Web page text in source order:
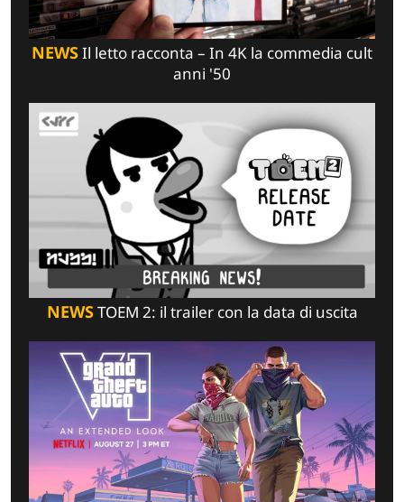
NEWSIl letto racconta – In 4K la commedia cult
anni '50
NEWSTOEM 2: il trailer con la data di uscita